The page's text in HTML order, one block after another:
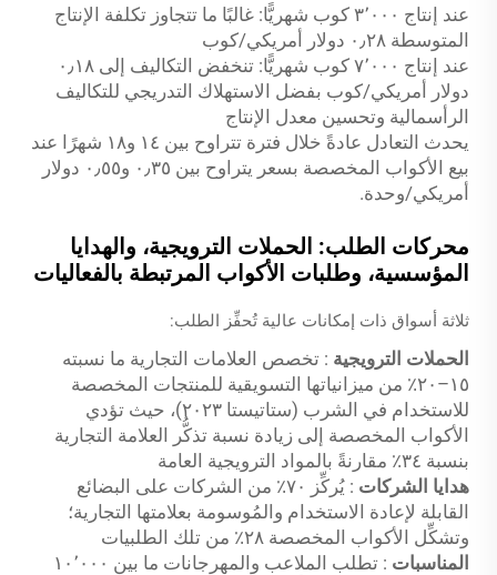
عند إنتاج ٣٬٠٠٠ كوب شهريًّا: غالبًا ما تتجاوز تكلفة الإنتاج
المتوسطة ٠٫٢٨ دولار أمريكي/كوب
عند إنتاج ٧٬٠٠٠ كوب شهريًّا: تنخفض التكاليف إلى ٠٫١٨
دولار أمريكي/كوب بفضل الاستهلاك التدريجي للتكاليف
الرأسمالية وتحسين معدل الإنتاج
يحدث التعادل عادةً خلال فترة تتراوح بين ١٤ و١٨ شهرًا عند
بيع الأكواب المخصصة بسعر يتراوح بين ٠٫٣٥ و٠٫٥٥ دولار
أمريكي/وحدة.
محركات الطلب: الحملات الترويجية، والهدايا
المؤسسية، وطلبات الأكواب المرتبطة بالفعاليات
ثلاثة أسواق ذات إمكانات عالية تُحفِّز الطلب:
الحملات الترويجية : تخصص العلامات التجارية ما نسبته
١٥–٢٠٪ من ميزانياتها التسويقية للمنتجات المخصصة
للاستخدام في الشرب (ستاتيستا ٢٠٢٣)، حيث تؤدي
الأكواب المخصصة إلى زيادة نسبة تذكُّر العلامة التجارية
بنسبة ٣٤٪ مقارنةً بالمواد الترويجية العامة
هدايا الشركات
: يُركِّز ٧٠٪ من الشركات على البضائع
القابلة لإعادة الاستخدام والمُوسومة بعلامتها التجارية؛
وتشكِّل الأكواب المخصصة ٢٨٪ من تلك الطلبيات
المناسبات
: تطلب الملاعب والمهرجانات ما بين ١٠٬٠٠٠